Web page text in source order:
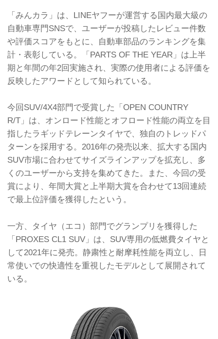
「みんカラ」は、LINEヤフーが運営する国内最大級の
自動車専門SNSで、ユーザーが投稿したレビュー件数
や評価スコアをもとに、自動車部品のランキングを集
計・表彰している。「PARTS OF THE YEAR」は上半
期と年間の年2回実施され、実際の使用者による評価を
反映したアワードとして知られている。
今回SUV/4X4部門で受賞した「OPEN COUNTRY
R/T」は、オンロード性能とオフロード性能の両立を目
指したラギッドテレーンタイヤで、独自のトレッドパ
ターンを採用する。2016年の発売以来、拡大する国内
SUV市場に合わせてサイズラインアップを拡充し、多
くのユーザーから支持を集めてきた。また、今回の受
賞により、年間大賞と上半期大賞を合わせて13回連続
で最上位評価を獲得したという。
一方、タイヤ（エコ）部門でグランプリを獲得した
「PROXES CL1 SUV」は、SUV専用の低燃費タイヤと
して2021年に発売。静粛性と耐摩耗性能を両立し、日
常使いでの快適性を重視したモデルとして展開されて
いる。